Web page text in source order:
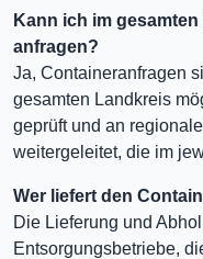
Kann ich im
anfragen?
Ja, Containeranfragen
gesamten Landkreis
geprüft und an
weitergeleitet, die im
Wer liefert den
Die Lieferung und
Entsorgungsbetriebe,